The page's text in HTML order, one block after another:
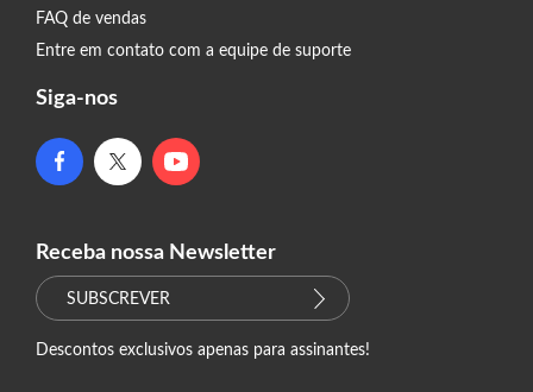
FAQ de vendas
Entre em contato com a equipe de suporte
Siga-nos
Receba nossa Newsletter
SUBSCREVER
Descontos exclusivos apenas para assinantes!